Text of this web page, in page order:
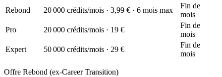
Rebond
20 000 crédits/mois · 3,99 € · 6 mois max
Fin de
mois
Pro
20 000 crédits/mois · 19 €
Fin de
mois
Expert
50 000 crédits/mois · 29 €
Fin de
mois
Offre Rebond (ex-Career Transition)